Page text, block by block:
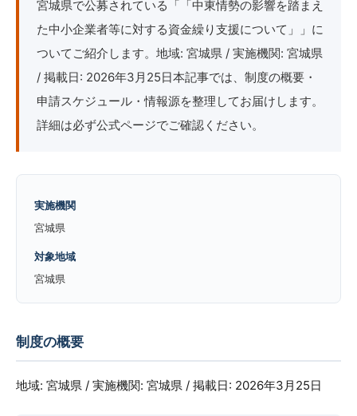
宮城県で公募されている「「中東情勢の影響を踏まえ
た中小企業者等に対する資金繰り支援について」」に
ついてご紹介します。地域: 宮城県 / 実施機関: 宮城県
/ 掲載日: 2026年3月25日本記事では、制度の概要・
申請スケジュール・情報源を整理してお届けします。
詳細は必ず公式ページでご確認ください。
実施機関
宮城県
対象地域
宮城県
制度の概要
地域: 宮城県 / 実施機関: 宮城県 / 掲載日: 2026年3月25日